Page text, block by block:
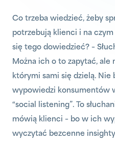
Co trzeba wiedzieć, żeby
potrzebują klienci i na czym
się tego dowiedzieć? –
Można ich o to zapytać, ale
którymi sami się dzielą.
wypowiedzi konsumentów
“social listening”. To
mówią klienci – bo w ich
wyczytać bezcenne